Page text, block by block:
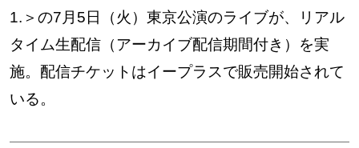
1.＞の7月5日（火）東京公演のライブが、リアル
タイム生配信（アーカイブ配信期間付き）を実
施。配信チケットはイープラスで販売開始されて
いる。